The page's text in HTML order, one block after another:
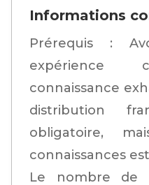
Informations
Prérequis :
expérience
connaissance
distribution
obligatoire,
connaissances
Le nombre de